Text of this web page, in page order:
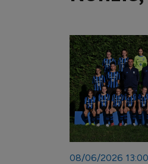
08/06/2026 13:00